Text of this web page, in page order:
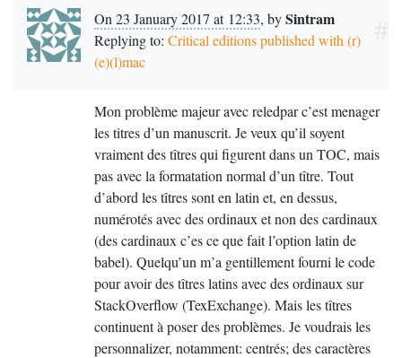
On 23 January 2017 at 12:33, bySintram
Replying to: Critical editions published with (r)
(e)(l)mac
Mon problème majeur avec reledpar c’est menager
les titres d’un manuscrit. Je veux qu’il soyent
vraiment des tîtres qui figurent dans un TOC, mais
pas avec la formatation normal d’un tître. Tout
d’abord les tîtres sont en latin et, en dessus,
numérotés avec des ordinaux et non des cardinaux
(des cardinaux c’es ce que fait l’option latin de
babel). Quelqu’un m’a gentillement fourni le code
pour avoir des tîtres latins avec des ordinaux sur
StackOverflow (TexExchange). Mais les tîtres
continuent à poser des problèmes. Je voudrais les
personnalizer, notamment: centrés; des caractères